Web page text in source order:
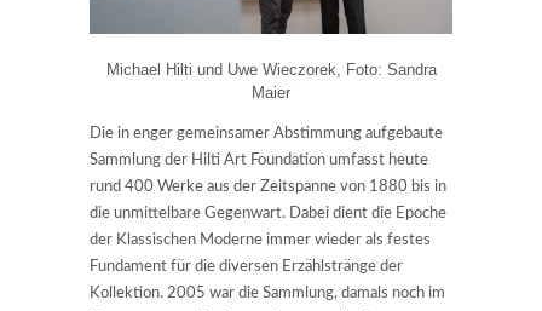
Michael Hilti und Uwe Wieczorek, Foto: Sandra
Maier
Die in enger gemeinsamer Abstimmung aufgebaute
Sammlung der Hilti Art Foundation umfasst heute
rund 400 Werke aus der Zeitspanne von 1880 bis in
die unmittelbare Gegenwart. Dabei dient die Epoche
der Klassischen Moderne immer wieder als festes
Fundament für die diversen Erzählstränge der
Kollektion. 2005 war die Sammlung, damals noch im